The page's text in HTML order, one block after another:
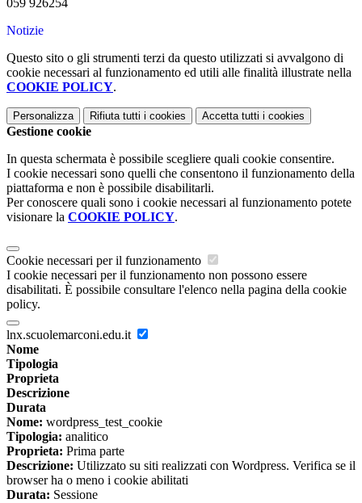
059 926254
Notizie
Questo sito o gli strumenti terzi da questo utilizzati si avvalgono di
cookie necessari al funzionamento ed utili alle finalità illustrate nella
COOKIE POLICY.
Personalizza Rifiuta tutti i cookies Accetta tutti i cookies
Gestione cookie
In questa schermata è possibile scegliere quali cookie consentire.
I cookie necessari sono quelli che consentono il funzionamento della
piattaforma e non è possibile disabilitarli.
Per conoscere quali sono i cookie necessari al funzionamento potete
visionare la COOKIE POLICY.
Cookie necessari per il funzionamento
I cookie necessari per il funzionamento non possono essere
disabilitati. È possibile consultare l'elenco nella pagina della cookie
policy.
lnx.scuolemarconi.edu.it
Nome
Tipologia
Proprieta
Descrizione
Durata
Nome: wordpress_test_cookie
Tipologia: analitico
Proprieta: Prima parte
Descrizione: Utilizzato su siti realizzati con Wordpress. Verifica se il
browser ha o meno i cookie abilitati
Durata: Sessione